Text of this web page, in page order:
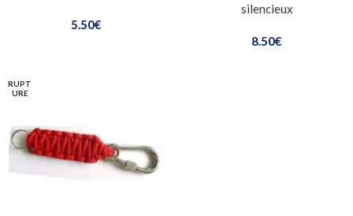
5.50€
silencieux
8.50€
RUPT
URE